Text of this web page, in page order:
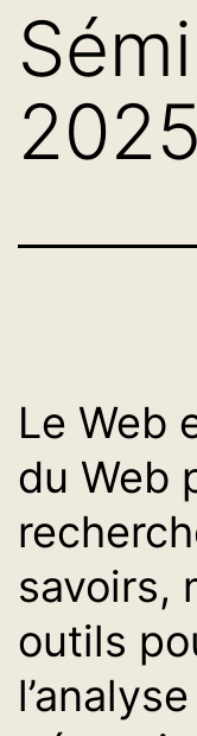
Le Web
du Web
savoirs,
outils